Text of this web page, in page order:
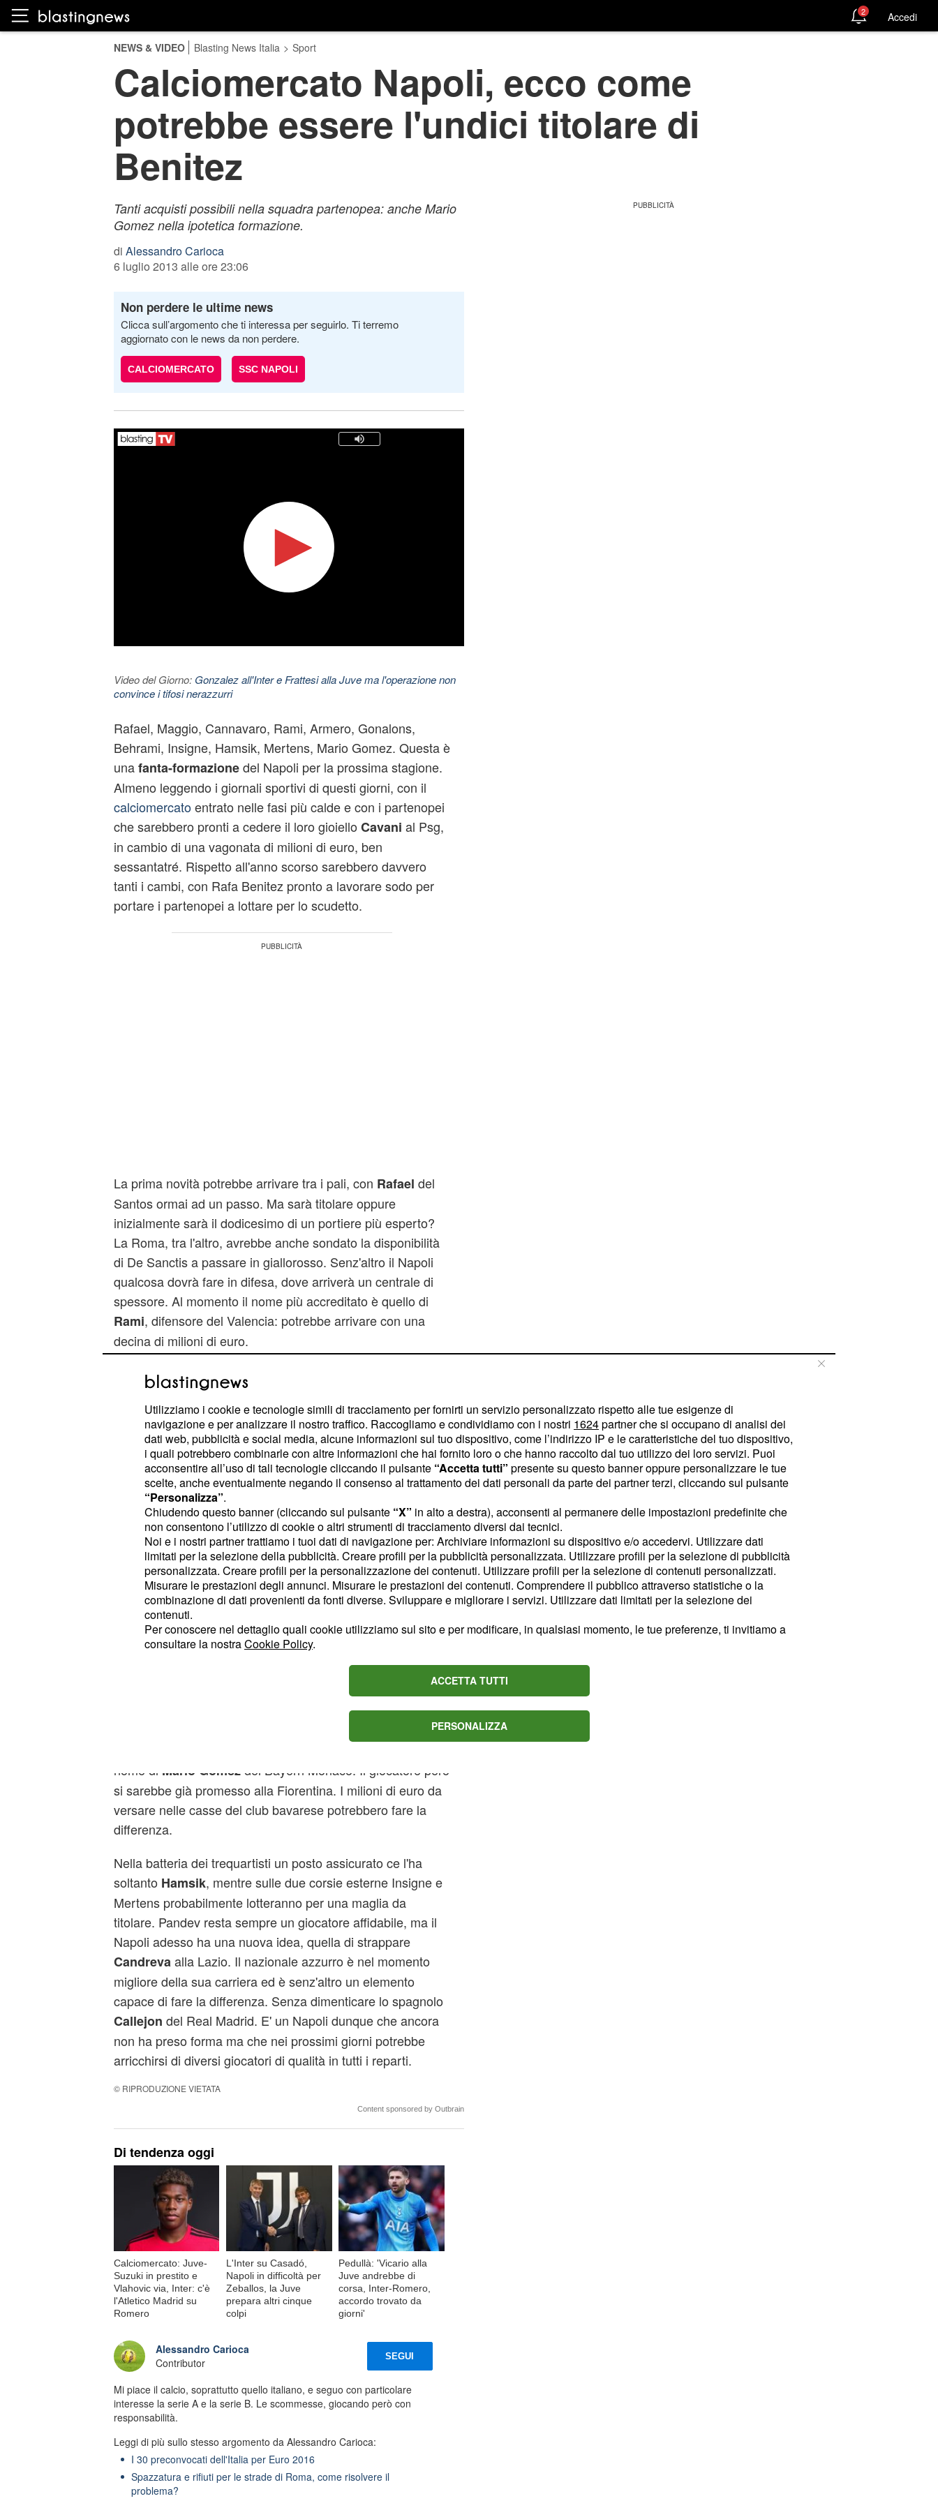
2 Accedi
NEWS & VIDEO Blasting News Italia > Sport
Calciomercato Napoli, ecco come
potrebbe essere l'undici titolare di
Benitez
Tanti acquisti possibili nella squadra partenopea: anche Mario
Gomez nella ipotetica formazione.
di Alessandro Carioca
6 luglio 2013 alle ore 23:06
Non perdere le ultime news
Clicca sull’argomento che ti interessa per seguirlo. Ti terremo
aggiornato con le news da non perdere.
CALCIOMERCATO SSC NAPOLI
Video del Giorno: Gonzalez all'Inter e Frattesi alla Juve ma l'operazione non
convince i tifosi nerazzurri
Rafael, Maggio, Cannavaro, Rami, Armero, Gonalons,
Behrami, Insigne, Hamsik, Mertens, Mario Gomez. Questa è
unafanta-formazionedel Napoli per la prossima stagione.
Almeno leggendo i giornali sportivi di questi giorni, con il
calciomercatoentrato nelle fasi più calde e con i partenopei
che sarebbero pronti a cedere il loro gioiello Cavani al Psg,
in cambio di una vagonata di milioni di euro, ben
sessantatré. Rispetto all'anno scorso sarebbero davvero
tanti i cambi, con Rafa Benitez pronto a lavorare sodo per
portare i partenopei a lottare per lo scudetto.
La prima novità potrebbe arrivare tra i pali, con Rafael del
Santos ormai ad un passo. Ma sarà titolare oppure
inizialmente sarà il dodicesimo di un portiere più esperto?
La Roma, tra l'altro, avrebbe anche sondato la disponibilità
di De Sanctis a passare in giallorosso. Senz'altro il Napoli
qualcosa dovrà fare in difesa, dove arriverà un centrale di
spessore. Al momento il nome più accreditato è quello di
Rami, difensore del Valencia: potrebbe arrivare con una
decina di milioni di euro.
A centrocampo il sogno dei partenopei al momento è
Gonalonsdel Lione. Un giocatore che ben si abbinerebbe
con Behrami. Ma le grandi novità del nuovo Napoli
potrebbero essere in attacco. Se davvero Cavani andrà via,
come sembra scontato, il Napoli dovrà cercare un nuovo
centravanti.
nome di Mario Gomezdel Bayern Monaco. Il giocatore però
si sarebbe già promesso alla Fiorentina. I milioni di euro da
versare nelle casse del club bavarese potrebbero fare la
differenza.
Nella batteria dei trequartisti un posto assicurato ce l'ha
soltanto Hamsik, mentre sulle due corsie esterne Insigne e
Mertens probabilmente lotteranno per una maglia da
titolare. Pandev resta sempre un giocatore affidabile, ma il
Napoli adesso ha una nuova idea, quella di strappare
Candreva alla Lazio. Il nazionale azzurro è nel momento
migliore della sua carriera ed è senz'altro un elemento
capace di fare la differenza. Senza dimenticare lo spagnolo
Callejon del Real Madrid. E' un Napoli dunque che ancora
non ha preso forma ma che nei prossimi giorni potrebbe
arricchirsi di diversi giocatori di qualità in tutti i reparti.
© RIPRODUZIONE VIETATA
Content sponsored by Outbrain
Di tendenza oggi
Calciomercato: Juve-
Suzuki in prestito e
Vlahovic via, Inter: c'è
l'Atletico Madrid su
Romero
L'Inter su Casadó,
Napoli in difficoltà per
Zeballos, la Juve
prepara altri cinque
colpi
Pedullà: 'Vicario alla
Juve andrebbe di
corsa, Inter-Romero,
accordo trovato da
giorni'
Alessandro Carioca
Contributor
SEGUI
Mi piace il calcio, soprattutto quello italiano, e seguo con particolare
interesse la serie A e la serie B. Le scommesse, giocando però con
responsabilità.
Leggi di più sullo stesso argomento da Alessandro Carioca:
I 30 preconvocati dell'Italia per Euro 2016
Spazzatura e rifiuti per le strade di Roma, come risolvere il
problema?
Utilizziamo i cookie e tecnologie simili di tracciamento per fornirti un servizio personalizzato rispetto alle tue esigenze di
navigazione e per analizzare il nostro traffico. Raccogliamo e condividiamo con i nostri 1624partner che si occupano di analisi dei
dati web, pubblicità e social media, alcune informazioni sul tuo dispositivo, come l’indirizzo IP e le caratteristiche del tuo dispositivo,
i quali potrebbero combinarle con altre informazioni che hai fornito loro o che hanno raccolto dal tuo utilizzo dei loro servizi. Puoi
acconsentire all’uso di tali tecnologie cliccando il pulsante “Accetta tutti” presente su questo banner oppure personalizzare le tue
scelte, anche eventualmente negando il consenso al trattamento dei dati personali da parte dei partner terzi, cliccando sul pulsante
“Personalizza”.
Chiudendo questo banner (cliccando sul pulsante “X” in alto a destra), acconsenti al permanere delle impostazioni predefinite che
non consentono l’utilizzo di cookie o altri strumenti di tracciamento diversi dai tecnici.
Noi e i nostri partner trattiamo i tuoi dati di navigazione per: Archiviare informazioni su dispositivo e/o accedervi. Utilizzare dati
limitati per la selezione della pubblicità. Creare profili per la pubblicità personalizzata. Utilizzare profili per la selezione di pubblicità
personalizzata. Creare profili per la personalizzazione dei contenuti. Utilizzare profili per la selezione di contenuti personalizzati.
Misurare le prestazioni degli annunci. Misurare le prestazioni dei contenuti. Comprendere il pubblico attraverso statistiche o la
combinazione di dati provenienti da fonti diverse. Sviluppare e migliorare i servizi. Utilizzare dati limitati per la selezione dei
contenuti.
Per conoscere nel dettaglio quali cookie utilizziamo sul sito e per modificare, in qualsiasi momento, le tue preferenze, ti invitiamo a
consultare la nostraCookie Policy.
ACCETTA TUTTI
PERSONALIZZA